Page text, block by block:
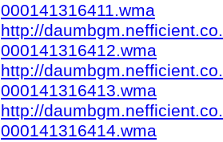
000141316411.wma
http://
000141316412.wma
http://
000141316413.wma
http://
000141316414.wma